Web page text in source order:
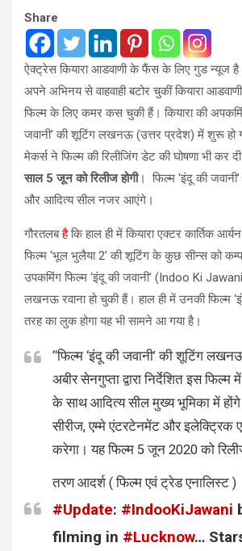
Share
ऐक्‍ट्रेस कियारा आडवाणी के फैंस के लिए गुड न्‍यूज
अपने अभिनय से वाहवाही बटोर चुकीं कियारा
फिल्म के लिए कमर कस चुकी हैं। कियारा की
जवानी’ की शूटिंग लखनऊ (उत्तर प्रदेश) में शुरू हो
मेकर्स ने फिल्म की रिलीजिंग डेट की घोषणा भी कर
साल 5 जून को रिलीज होगी। फिल्म ‘इंदू की
और आदित्य सील नजर आएंगे।
गौरतलबहैकि हाल ही में कियारा एक्टर कार्तिक
फिल्म ‘भूल भुलैया 2’ की शूटिंग के कुछ सीन्स को
उपकमिंग फिल्म ‘इंदू की जवानी’ (Indoo Ki
लखनऊ रवाना हो चुकी हैं। हाल ही में उनकी फिल्म
तरह का लुक होगा यह भी सामने आ गया है।
“फिल्म ‘इंदू की जवानी’ की शूटिंग
अबीर सेनगुप्ता द्वारा निर्देशित इस फिल्म
के साथ आदित्य सील मुख्य भूमिका में
सीरीज, एम्मे एंटरटेनमेंट और इलेक्ट्रिक
करेगा। यह फिल्म 5 जून 2020 को
तरण आदर्श ( फिल्म एवं ट्रेड एनालिस्ट )
#Update: #IndooKiJawani
filming in #Lucknow…